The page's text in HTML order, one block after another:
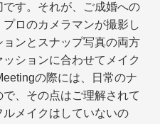
す。それが、ご成婚への
ロのカメラマンが撮影し
ンとスナップ写真の両方
ションに合わせてメイク
の際には、日常のナ
、その点はご理解されて
ルメイクはしていないの